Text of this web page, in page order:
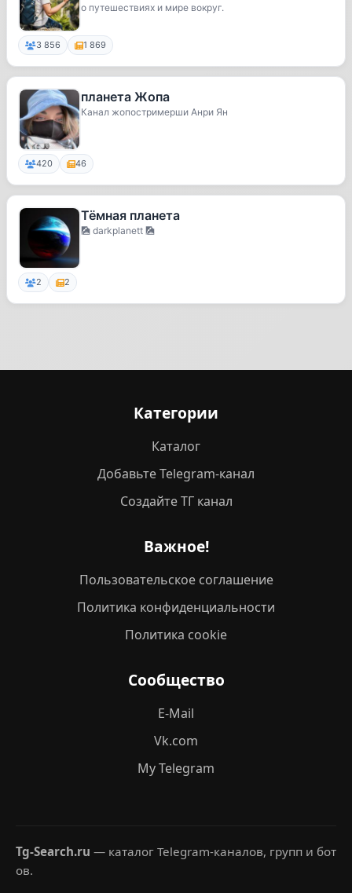
о путешествиях и мире вокруг.
3 856 1 869
планета Жопа
Канал жопостримерши Анри Ян
420 46
Тёмная планета
🎑 darkplanett 🎑
2 2
Категории
Каталог
Добавьте Telegram-канал
Создайте ТГ канал
Важное!
Пользовательское соглашение
Политика конфиденциальности
Политика cookie
Сообщество
E-Mail
Vk.com
My Telegram
Tg-Search.ru — каталог Telegram-каналов, групп и бот
ов.